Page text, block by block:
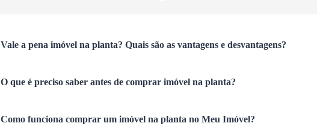
Vale a pena imóvel na planta? Quais são as vantagens e desvantagens?
O que é preciso saber antes de comprar imóvel na planta?
Como funciona comprar um imóvel na planta no Meu Imóvel?